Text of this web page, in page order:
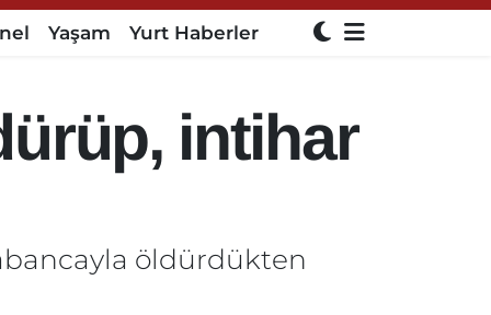
Yaşam Yurt Haberler
intihar
öldürdükten